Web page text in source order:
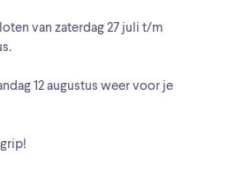
van zaterdag27 juli t/m
.
12 augustus weer voor je